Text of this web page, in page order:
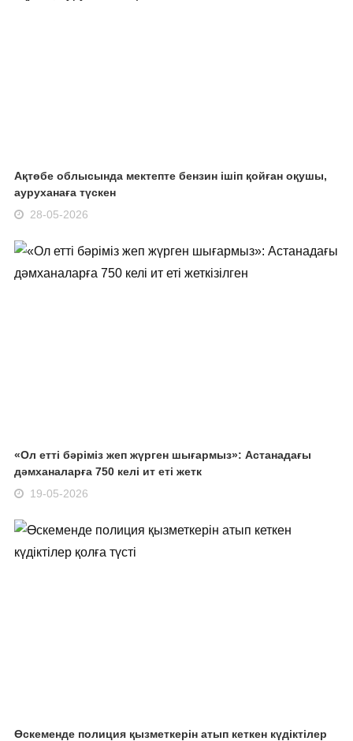
Ақтөбе облысында мектепте бензин ішіп қойған оқушы,
ауруханаға түскен
28-05-2026
«Ол етті бәріміз жеп жүрген шығармыз»: Астанадағы
дәмханаларға 750 келі ит еті жетк
19-05-2026
Өскеменде полиция қызметкерін атып кеткен күдіктілер